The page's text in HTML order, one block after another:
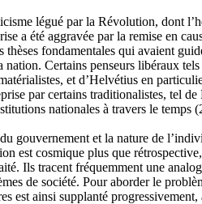
légué par la Révolution, dont
a été aggravée par la remise en
fondamentales qui avaient
Certains penseurs libéraux
et d’Helvétius en
par certains traditionalistes, tel
nationales à travers le temps
gouvernement et la nature de
est cosmique plus que
Ils tracent fréquemment une
de société. Pour aborder le
est ainsi supplanté